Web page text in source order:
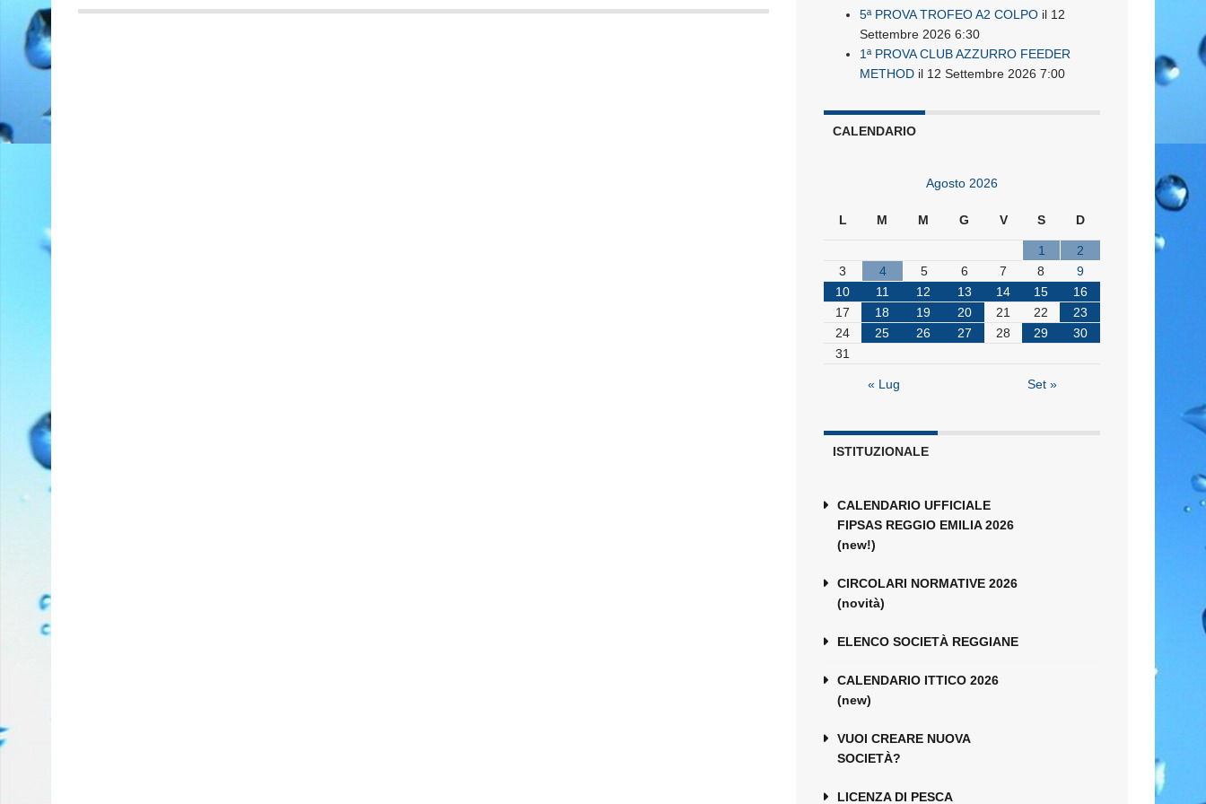
5ª PROVA TROFEO A2 COLPO il 12
Settembre 2026 6:30
1ª PROVA CLUB AZZURRO FEEDER
METHOD il 12 Settembre 2026 7:00
CALENDARIO
Agosto 2026
L M M G V S D
1
2
3
4 5 6 7 8
9
10
11 12 13 14 15
16
17
18 19 20 21 22
23
24
25 26 27 28 29
30
31
« Lug Set »
ISTITUZIONALE
CALENDARIO UFFICIALE
FIPSAS REGGIO EMILIA 2026
(new!)
CIRCOLARI NORMATIVE 2026
(novità)
ELENCO SOCIETÀ REGGIANE
CALENDARIO ITTICO 2026
(new)
VUOI CREARE NUOVA
SOCIETÀ?
LICENZA DI PESCA